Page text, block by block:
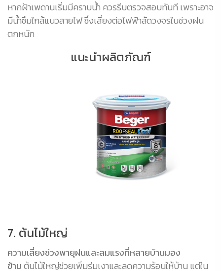
หากฝ้าเพดานเริ่มมีคราบน้ำ ควรรีบตรวจสอบทันที เพราะอาจ
มีน้ำซึมใกล้แนวสายไฟ ซึ่งเสี่ยงต่อไฟฟ้าลัดวงจรในช่วงฝน
ตกหนัก
แนะนำผลิตภัณฑ์
7. ต้นไม้ใหญ่
ความเสี่ยงช่วงพายุฝนและลมแรงที่หลายบ้านมอง
ข้ามต้นไม้ใหญ่ช่วยเพิ่มร่มเงาและลดความร้อนให้บ้าน แต่ใน